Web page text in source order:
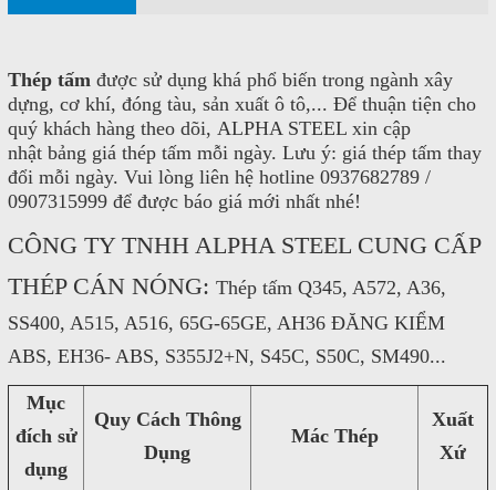
Thép tấm được sử dụng khá phổ biến trong ngành xây
dựng, cơ khí, đóng tàu, sản xuất ô tô,... Để thuận tiện cho
quý khách hàng theo dõi, ALPHA STEEL xin cập
nhật bảng giá thép tấm mỗi ngày. Lưu ý: giá thép tấm thay
đổi mỗi ngày. Vui lòng liên hệ hotline 0937682789 /
0907315999 để được báo giá mới nhất nhé!
CÔNG TY TNHH ALPHA STEEL CUNG CẤP
THÉP CÁN NÓNG: Thép tấm Q345, A572, A36,
SS400, A515, A516, 65G-65GE, AH36 ĐĂNG KIỂM
ABS, EH36- ABS, S355J2+N, S45C, S50C, SM490...
Mục
đích sử
dụng
Quy Cách Thông
Dụng
Mác Thép
Xuất
Xứ
LinkedIn
LIÊN HỆ
0937 682 789
satthepalpha@gmail.com
Gọi cho chúng tôi
Nhắn tin